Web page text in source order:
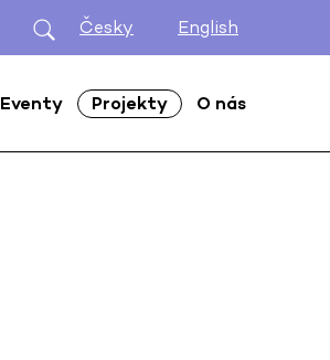
Česky English
Eventy Projekty O nás